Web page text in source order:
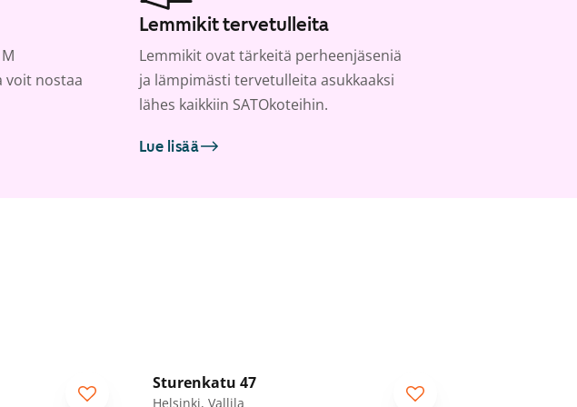
voit nostaa
Lemmikit tervetulleita
Lemmikit ovat tärkeitä perheenjäseniä
ja lämpimästi tervetulleita asukkaaksi
lähes kaikkiin SATOkoteihin.
Lue lisää
Sturenkatu 47
Helsinki, Vallila